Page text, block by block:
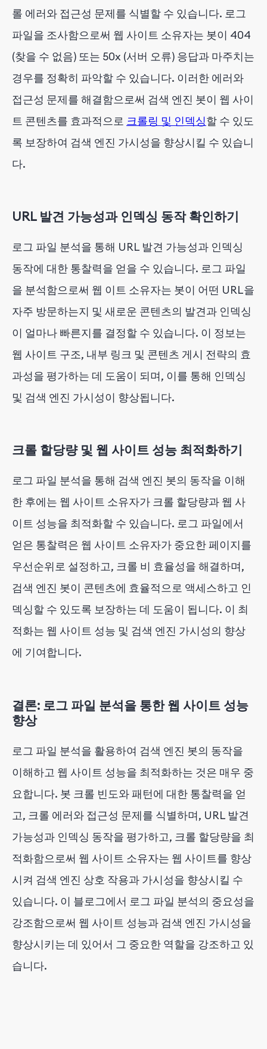
롤 에러와 접근성 문제를 식별할 수 있습니다. 로그
파일을 조사함으로써 웹 사이트 소유자는 봇이 404
(찾을 수 없음) 또는 50x (서버 오류) 응답과 마주치는
경우를 정확히 파악할 수 있습니다. 이러한 에러와
접근성 문제를 해결함으로써 검색 엔진 봇이 웹 사이
트 콘텐츠를 효과적으로 크롤링 및 인덱싱할 수 있도
록 보장하여 검색 엔진 가시성을 향상시킬 수 있습니
다.
URL 발견 가능성과 인덱싱 동작 확인하기
로그 파일 분석을 통해 URL 발견 가능성과 인덱싱
동작에 대한 통찰력을 얻을 수 있습니다. 로그 파일
을 분석함으로써 웹 이트 소유자는 봇이 어떤 URL을
자주 방문하는지 및 새로운 콘텐츠의 발견과 인덱싱
이 얼마나 빠른지를 결정할 수 있습니다. 이 정보는
웹 사이트 구조, 내부 링크 및 콘텐츠 게시 전략의 효
과성을 평가하는 데 도움이 되며, 이를 통해 인덱싱
및 검색 엔진 가시성이 향상됩니다.
크롤 할당량 및 웹 사이트 성능 최적화하기
로그 파일 분석을 통해 검색 엔진 봇의 동작을 이해
한 후에는 웹 사이트 소유자가 크롤 할당량과 웹 사
이트 성능을 최적화할 수 있습니다. 로그 파일에서
얻은 통찰력은 웹 사이트 소유자가 중요한 페이지를
우선순위로 설정하고, 크롤 비 효율성을 해결하며,
검색 엔진 봇이 콘텐츠에 효율적으로 액세스하고 인
덱싱할 수 있도록 보장하는 데 도움이 됩니다. 이 최
적화는 웹 사이트 성능 및 검색 엔진 가시성의 향상
에 기여합니다.
결론: 로그 파일 분석을 통한 웹 사이트 성능
향상
로그 파일 분석을 활용하여 검색 엔진 봇의 동작을
이해하고 웹 사이트 성능을 최적화하는 것은 매우 중
요합니다. 봇 크롤 빈도와 패턴에 대한 통찰력을 얻
고, 크롤 에러와 접근성 문제를 식별하며, URL 발견
가능성과 인덱싱 동작을 평가하고, 크롤 할당량을 최
적화함으로써 웹 사이트 소유자는 웹 사이트를 향상
시켜 검색 엔진 상호 작용과 가시성을 향상시킬 수
있습니다. 이 블로그에서 로그 파일 분석의 중요성을
강조함으로써 웹 사이트 성능과 검색 엔진 가시성을
향상시키는 데 있어서 그 중요한 역할을 강조하고 있
습니다.